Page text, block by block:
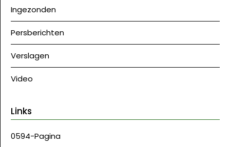
Ingezonden
Persberichten
Verslagen
Video
Links
0594-Pagina